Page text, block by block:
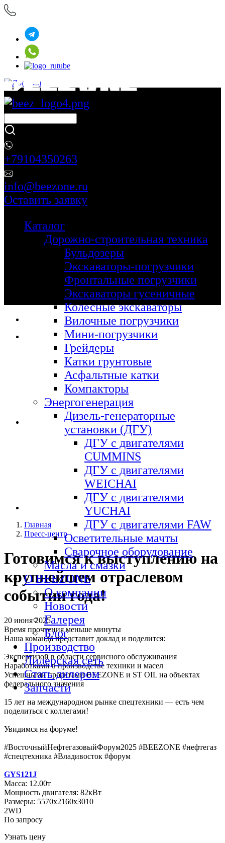
+79104350263
info@beezone.ru
Оставить заявку
Каталог
Дорожно-строительная техника
Бульдозеры
Экскаваторы-погрузчики
Фронтальные погрузчики
Экскаваторы гусеничные
Колесные экскаваторы
Вилочные погрузчики
Мини-погрузчики
Грейдеры
Катки грунтовые
Асфальтные катки
Компакторы
Энергогенерация
Дизель-генераторные
установки (ДГУ)
ДГУ с двигателями
CUMMINS
ДГУ с двигателями
WEICHAI
ДГУ с двигателями
YUCHAI
ДГУ с двигателями FAW
Осветительные мачты
Сварочное оборудование
Масла и смазки
О BEEZONE
О компании
Новости
Галерея
Блог
Производство
Дилерская сеть
Стать дилером
Запчасти
Главная
Пресс-центр
Готовимся к выступлению на
крупнейшем отраслевом
событии года!
20 июня 2025
Время прочтения меньше минуты
Наша команда представит доклад и поделится:
Экспертизой в области сервисного обслуживания
Наработками в производстве техники и масел
Успешными проектами BEEZONE и ST OIL на объектах
федерального значения
15 лет на международном рынке спецтехники — есть чем
поделиться с коллегами!
Увидимся на форуме!
#ВосточныйНефтегазовыйФорум2025 #BEEZONE #нефтегаз
#спецтехника #Владивосток #форум
GYS121J
Масса: 12.00т
Мощность двигателя: 82кВт
Размеры: 5570х2160х3010
2WD
По запросу
Узнать цену